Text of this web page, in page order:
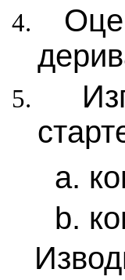
а.
b.